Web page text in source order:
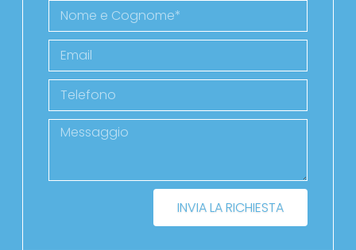
INVIA LA RICHIESTA